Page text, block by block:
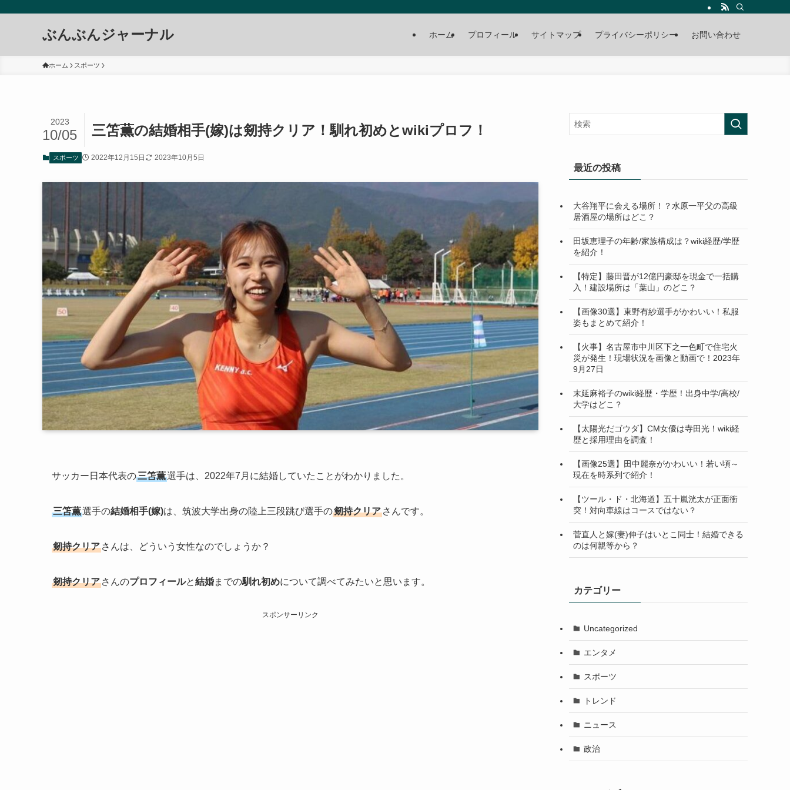
ぶんぶんジャーナル ホーム プロフィール サイトマップ プライバシーポリシー お問い合わせ
ホーム スポーツ
三笘薫の結婚相手(嫁)は剱持クリア！馴れ初めとwikiプロフ！
2023
10/05
スポーツ 2022年12月15日 2023年10月5日
サッカー日本代表の三笘薫選手は、2022年7月に結婚していたことがわかりました。
三笘薫選手の結婚相手(嫁)は、筑波大学出身の陸上三段跳び選手の剱持クリア さんです。
剱持クリア さんは、どういう女性なのでしょうか？
剱持クリア さんのプロフィールと結婚までの馴れ初めについて調べてみたいと思います。
スポンサーリンク
最近の投稿
大谷翔平に会える場所！？水原一平父の高級
居酒屋の場所はどこ？
田坂恵理子の年齢/家族構成は？wiki経歴/学歴
を紹介！
【特定】藤田晋が12億円豪邸を現金で一括購
入！建設場所は「葉山」のどこ？
【画像30選】東野有紗選手がかわいい！私服
姿もまとめて紹介！
【火事】名古屋市中川区下之一色町で住宅火
災が発生！現場状況を画像と動画で！2023年
9月27日
末延麻裕子のwiki経歴・学歴！出身中学/高校/
大学はどこ？
【太陽光だゴウダ】CM女優は寺田光！wiki経
歴と採用理由を調査！
【画像25選】田中麗奈がかわいい！若い頃～
現在を時系列で紹介！
【ツール・ド・北海道】五十嵐洸太が正面衝
突！対向車線はコースではない？
菅直人と嫁(妻)伸子はいとこ同士！結婚できる
のは何親等から？
カテゴリー
Uncategorized
エンタメ
スポーツ
トレンド
ニュース
政治